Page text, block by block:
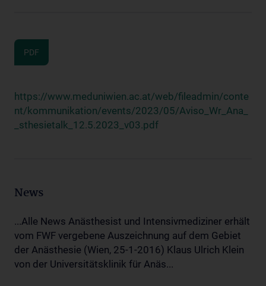
PDF
https://www.meduniwien.ac.at/web/fileadmin/conte
nt/kommunikation/events/2023/05/Aviso_Wr_Ana_
_sthesietalk_12.5.2023_v03.pdf
News
...Alle News Anästhesist und Intensivmediziner erhält
vom FWF vergebene Auszeichnung auf dem Gebiet
der Anästhesie (Wien, 25-1-2016) Klaus Ulrich Klein
von der Universitätsklinik für Anäs...